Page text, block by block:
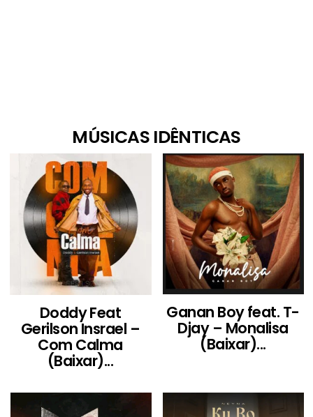
MÚSICAS IDÊNTICAS
Doddy Feat
Gerilson Insrael –
Com Calma
(Baixar)...
Ganan Boy feat. T-
Djay – Monalisa
(Baixar)...